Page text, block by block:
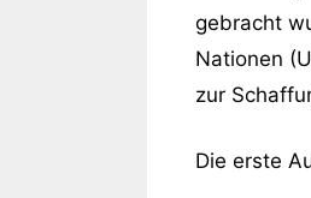
gebracht
Nationen
zur
Die erste